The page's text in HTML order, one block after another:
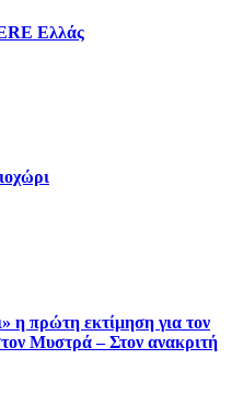
Ελλάς
η πρώτη εκτίμηση για τον
Μυστρά – Στον ανακριτή